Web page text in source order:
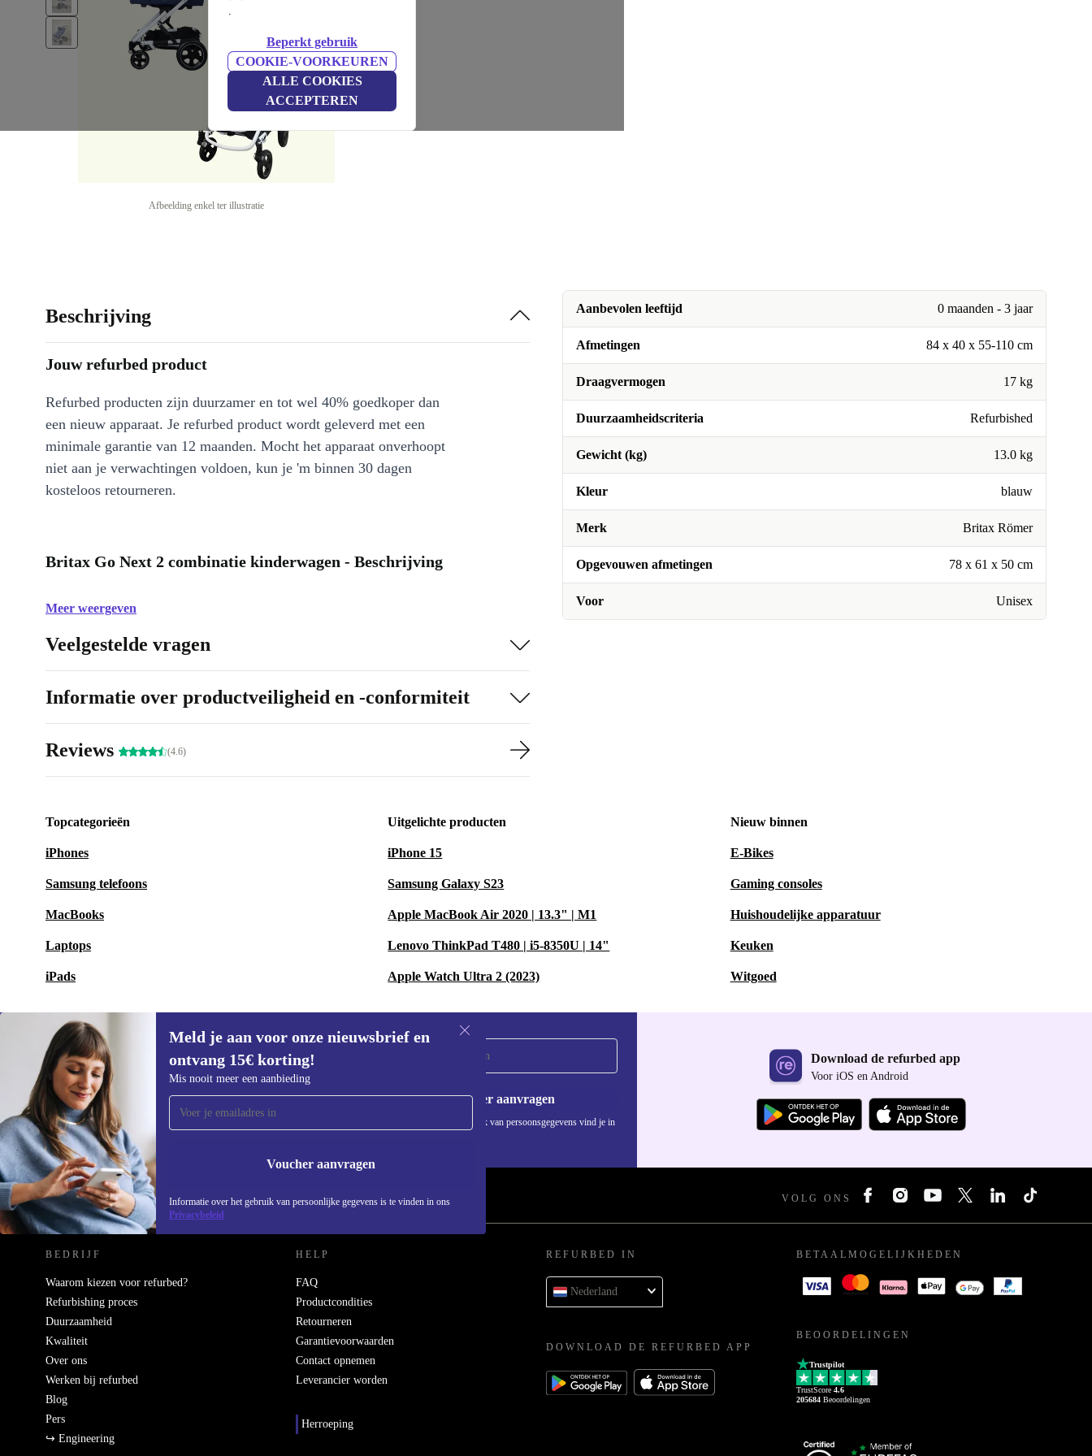
.
Beperkt gebruik
COOKIE-VOORKEUREN
ALLE COOKIES
ACCEPTEREN
Afbeelding enkel ter illustratie
Aanbevolen leeftijd 0 maanden - 3 jaar
Afmetingen 84 x 40 x 55-110 cm
Draagvermogen 17 kg
Duurzaamheidscriteria Refurbished
Gewicht (kg) 13.0 kg
Kleur blauw
Merk Britax Römer
Opgevouwen afmetingen 78 x 61 x 50 cm
Voor Unisex
Beschrijving
Jouw refurbed product
Refurbed producten zijn duurzamer en tot wel 40% goedkoper dan
een nieuw apparaat. Je refurbed product wordt geleverd met een
minimale garantie van 12 maanden. Mocht het apparaat onverhoopt
niet aan je verwachtingen voldoen, kun je 'm binnen 30 dagen
kosteloos retourneren.
Britax Go Next 2 combinatie kinderwagen - Beschrijving
Meer weergeven
Veelgestelde vragen
Informatie over productveiligheid en -conformiteit
Reviews (4.6)
Topcategorieën
iPhones
Samsung telefoons
MacBooks
Laptops
iPads
Uitgelichte producten
iPhone 15
Samsung Galaxy S23
Apple MacBook Air 2020 | 13.3" | M1
Lenovo ThinkPad T480 | i5-8350U | 14"
Apple Watch Ultra 2 (2023)
Nieuw binnen
E-Bikes
Gaming consoles
Huishoudelijke apparatuur
Keuken
Witgoed
Meld je aan voor onze nieuwsbrief en
ontvang 15€ korting!
Mis nooit meer een aanbieding
Voucher aanvragen
Informatie over het gebruik van persoonlijke gegevens is te vinden in ons
Privacybeleid
Meld je aan voor onze nieuwsbrief en
ontvang €15 korting!
Mis nooit meer een aanbieding.
Voucher aanvragen
Informatie over het gebruik van persoonsgegevens vind je in
Download de refurbed app
Voor iOS en Android
REFURBED NEDERLAND - RETHINK NEW. VOLG ONS
BEDRIJF
Waarom kiezen voor refurbed?
Refurbishing proces
Duurzaamheid
Kwaliteit
Over ons
Werken bij refurbed
Blog
Pers
↪ Engineering
HELP
FAQ
Productcondities
Retourneren
Garantievoorwaarden
Contact opnemen
Leverancier worden
Herroeping
REFURBED IN
Nederland
DOWNLOAD DE REFURBED APP
BETAALMOGELIJKHEDEN
BEOORDELINGEN
Trustpilot
TrustScore 4.6
205684 Beoordelingen